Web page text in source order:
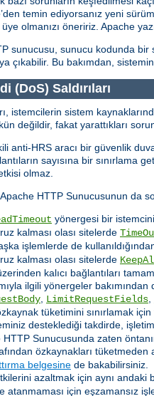
temin ediyorsanız yeni
olmanızı öneririz. Apache
sunucusu, sunucu kodunda bir
çıkabilir. Bu bakımdan,
(DoS) Saldırıları
istemcilerin sistem
değildir, fakat yarattıkları
anti-HRS aracı bir güvenlik
sayısına bir sınırlama
olmaz.
HTTP Sunucusunun da
yönergesi bir
kalması olası sitelerde
işlemlerde de
kalması olası sitelerde
kalıcı bağlantıları
ilgili yönergeler bakımından
LimitRequestFields
tüketimini sınırlamak için
desteklediği takdirde,
HTTP Sunucusunda zaten
özkaynakları tüketmeden
belgesine de bakabilirsiniz.
azaltmak için aynı andaki
atanmaması için eşzamansız